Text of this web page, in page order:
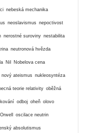
nebeská mechanika
neoslavismus nepoctivost
nerostné suroviny nestabilita
neutronová hvězda
Nil Nobelova cena
nový ateismus nukleosyntéza
teorie relativity oběžná
odboj oheň olovo
Orwell oscilace neutrin
absolutismus